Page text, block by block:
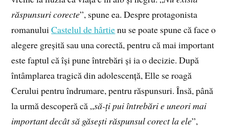
răspunsuri corecte”, spune ea. Despre protagonista
romanuluiCastelul de hârtienu se poate spune că face o
alegere greșită sau una corectă, pentru că mai important
este faptul că își pune întrebări și ia o decizie. După
întâmplarea tragică din adolescență, Elle se roagă
Cerului pentru îndrumare, pentru răspunsuri. Însă, până
la urmă descoperă că „să-ți pui întrebări e uneori mai
important decât să găsești răspunsul corect la ele”,